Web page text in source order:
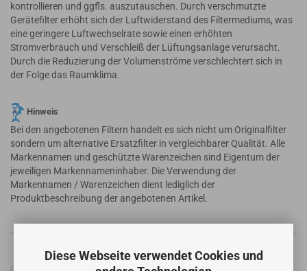
Diese Webseite verwendet Cookies und
kontrollieren und ggfls. auszutauschen. Durch verschmutzte
Gerätefilter erhöht sich der Luftwiderstand des Filtermediums, was
eine geringere Luftwechselrate sowie einen erhöhten
Stromverbrauch und Verschleiß der Lüftungsanlage verursacht.
Durch die Reduzierung der Volumenströme verschlechtert sich in
der Folge das Raumklima.
Hinweis
Bei den angebotenen Filtern handelt es sich nicht um Originalfilter
sondern um alternative Ersatzfilter in vergleichbarer Qualität. Alle
Markennamen und geschützte Warenzeichen sind Eigentum der
jeweiligen Markennameninhaber. Die Verwendung der
Markennamen / Warenzeichen dient lediglich der
Produktbeschreibung der angebotenen Artikel.